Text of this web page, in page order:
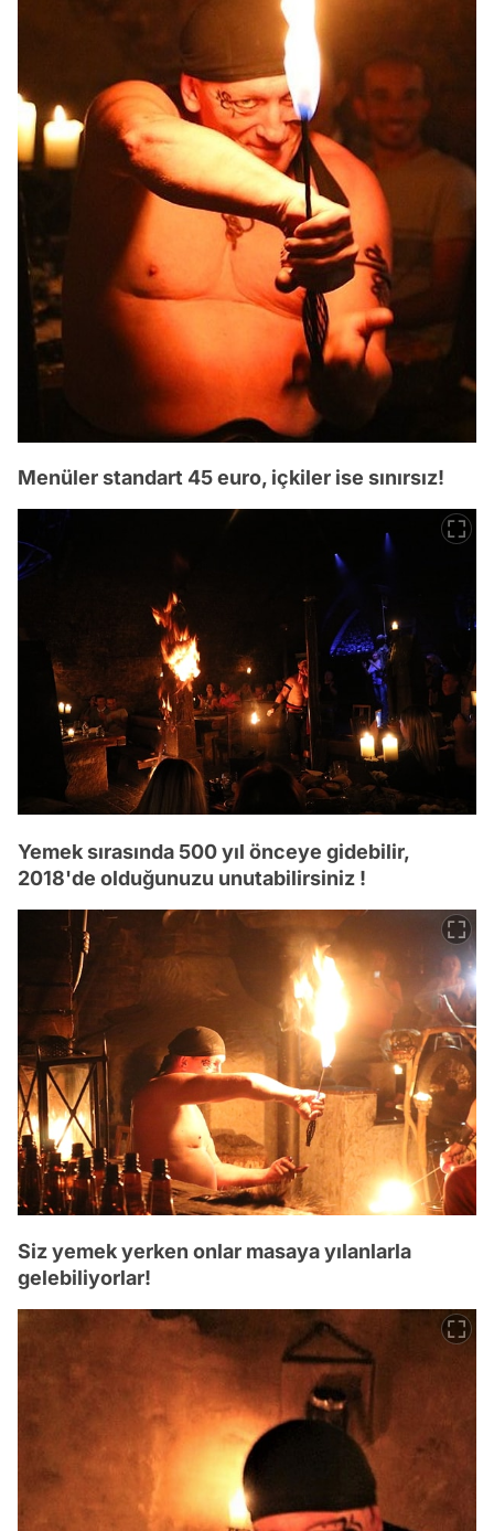
Menüler standart 45 euro, içkiler ise sınırsız!
Yemek sırasında 500 yıl önceye gidebilir,
2018'de olduğunuzu unutabilirsiniz !
Siz yemek yerken onlar masaya yılanlarla
gelebiliyorlar!